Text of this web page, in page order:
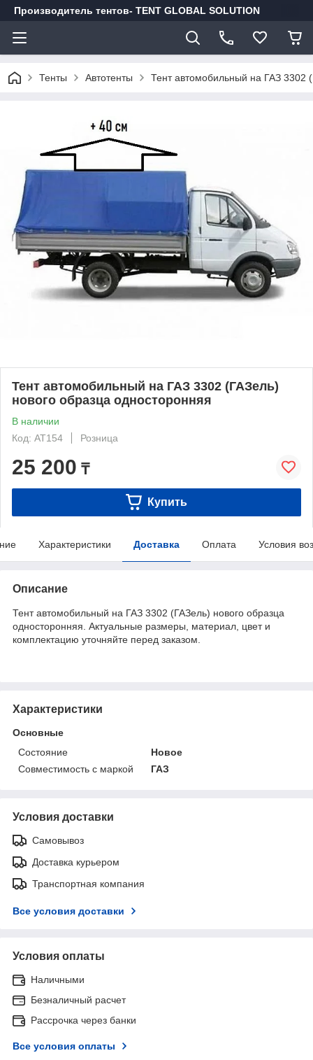
Производитель тентов- TENT GLOBAL SOLUTION
Тенты Автотенты Тент автомобильный на ГАЗ 3302
Тент автомобильный на ГАЗ 3302 (ГАЗель)
нового образца односторонняя
В наличии
Код: AT154
Розница
25 200 ₸
Купить
Характеристики Доставка Оплата Условия
Описание
Тент автомобильный на ГАЗ 3302 (ГАЗель) нового образца
односторонняя. Актуальные размеры, материал, цвет и
комплектацию уточняйте перед заказом.
Характеристики
Основные
Состояние
Новое
Совместимость с маркой
ГАЗ
Условия доставки
Самовывоз
Доставка курьером
Транспортная компания
Все условия доставки
Условия оплаты
Наличными
Безналичный расчет
Рассрочка через банки
Все условия оплаты